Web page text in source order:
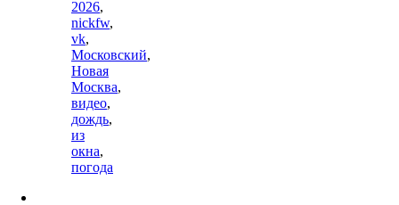
2026,
nickfw,
vk,
Московский,
Новая
Москва,
видео,
дождь,
из
окна,
погода